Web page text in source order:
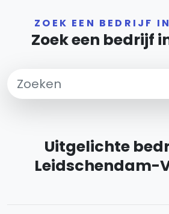
ZOEK EEN BEDRIJF
Zoek een bedrijf
Uitgelichte
Leidschendam-